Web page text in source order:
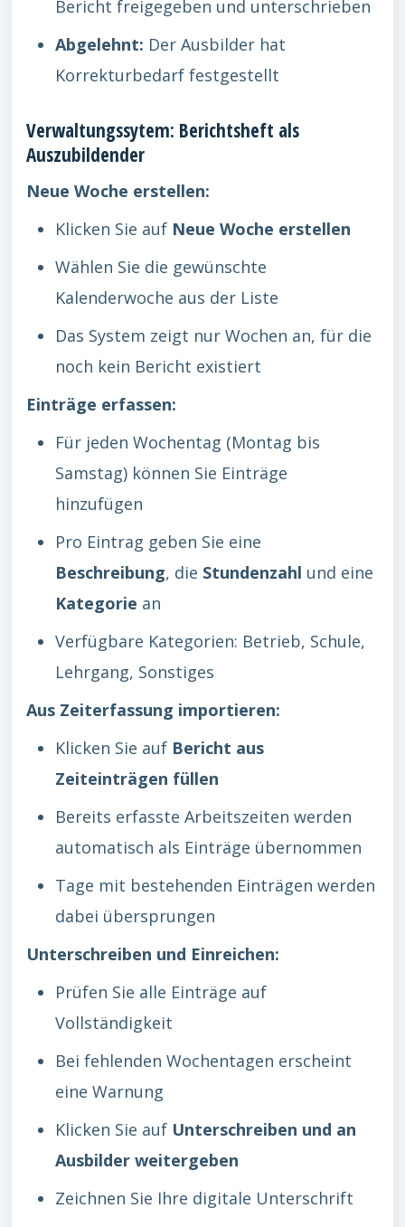
Bericht freigegeben und unterschrieben
Abgelehnt: Der Ausbilder hat
Korrekturbedarf festgestellt
Verwaltungssytem: Berichtsheft als
Auszubildender
Neue Woche erstellen:
Klicken Sie auf Neue Woche erstellen
Wählen Sie die gewünschte
Kalenderwoche aus der Liste
Das System zeigt nur Wochen an, für die
noch kein Bericht existiert
Einträge erfassen:
Für jeden Wochentag (Montag bis
Samstag) können Sie Einträge
hinzufügen
Pro Eintrag geben Sie eine
Beschreibung, die Stundenzahl und eine
Kategorie an
Verfügbare Kategorien: Betrieb, Schule,
Lehrgang, Sonstiges
Aus Zeiterfassung importieren:
Klicken Sie auf Bericht aus
Zeiteinträgen füllen
Bereits erfasste Arbeitszeiten werden
automatisch als Einträge übernommen
Tage mit bestehenden Einträgen werden
dabei übersprungen
Unterschreiben und Einreichen:
Prüfen Sie alle Einträge auf
Vollständigkeit
Bei fehlenden Wochentagen erscheint
eine Warnung
Klicken Sie auf Unterschreiben und an
Ausbilder weitergeben
Zeichnen Sie Ihre digitale Unterschrift